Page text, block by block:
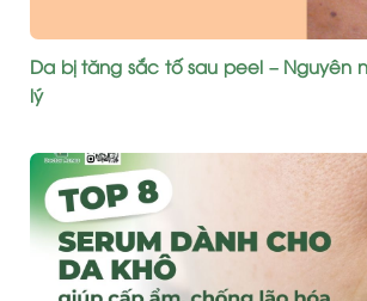
Da bị tăng sắc tố sau peel – Nguyên
lý